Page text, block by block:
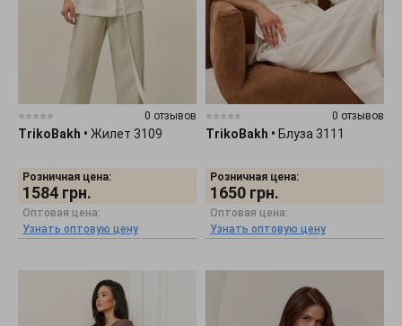
0 отзывов
TrikoBakh • Жилет 3109
Розничная цена:
1584 грн.
Оптовая цена:
Узнать оптовую цену
0 отзывов
TrikoBakh • Блуза 3111
Розничная цена:
1650 грн.
Оптовая цена:
Узнать оптовую цену